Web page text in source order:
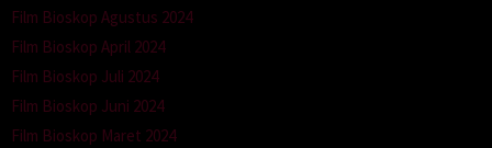
Film Bioskop Agustus 2024
Film Bioskop April 2024
Film Bioskop Juli 2024
Film Bioskop Juni 2024
Film Bioskop Maret 2024